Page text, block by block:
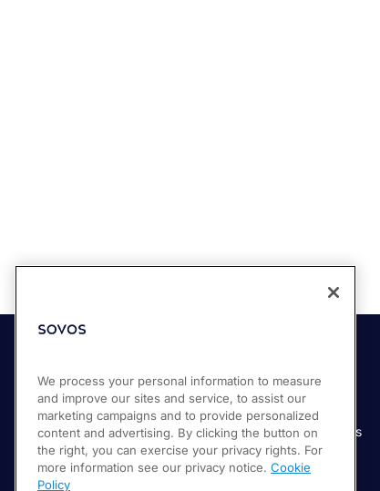
Soluciones
Compliance Cloud
Productos
Servicios
Industrias
Manufactura
Servicios financieros
Servicios digitales
We process your personal information to measure
and improve our sites and service, to assist our
marketing campaigns and to provide personalized
content and advertising. By clicking the button on
the right, you can exercise your privacy rights. For
more information see our privacy notice. Cookie
Policy